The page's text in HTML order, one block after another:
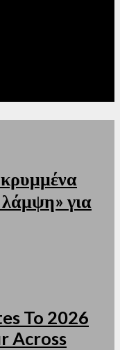
λάμψη» για
To 2026
Across